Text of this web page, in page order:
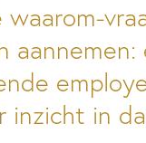
inzicht in